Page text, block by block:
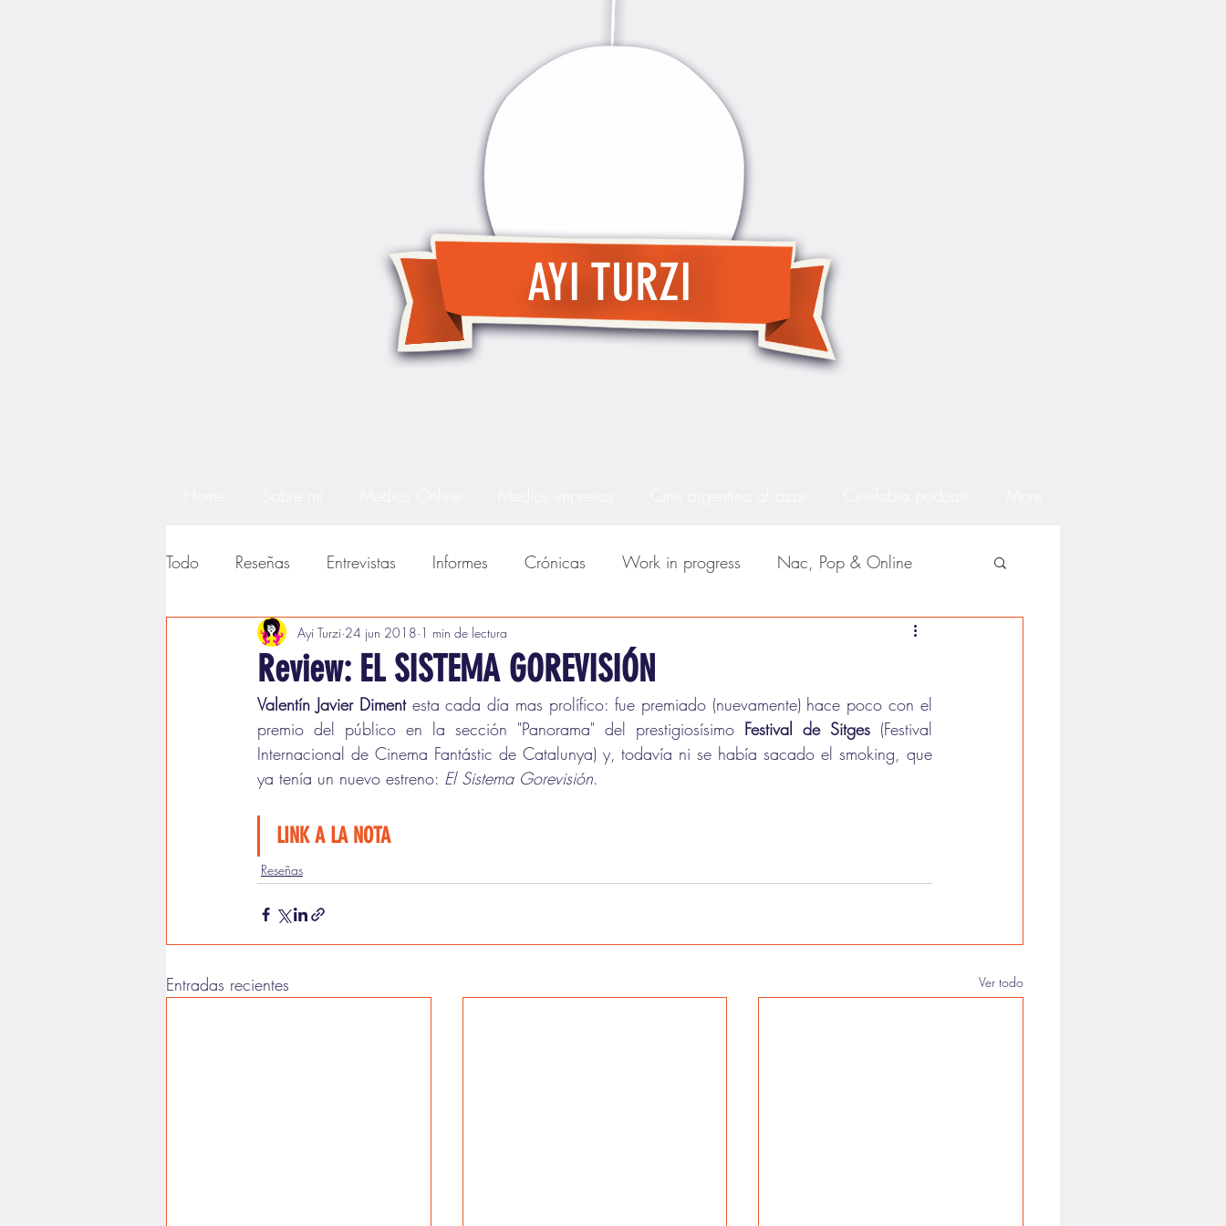
AYI TURZI
Todo Reseñas Entrevistas Informes Crónicas Work in progress Nac, Pop & Online
Noticias Textos académicos MDQfest
Review: EL SISTEMA GOREVISIÓN
Ayi Turzi 24 jun 2018 1 min de lectura
Valentín Javier Diment esta cada día mas prolífico: fue premiado (nuevamente) hace poco con el
premio del público en la sección "Panorama" del prestigiosísimo Festival de Sitges (Festival
Internacional de Cinema Fantástic de Catalunya) y, todavía ni se había sacado el smoking, que
ya tenía un nuevo estreno: El Sistema Gorevisión.
LINK A LA NOTA
Reseñas
Entradas recientes Ver todo